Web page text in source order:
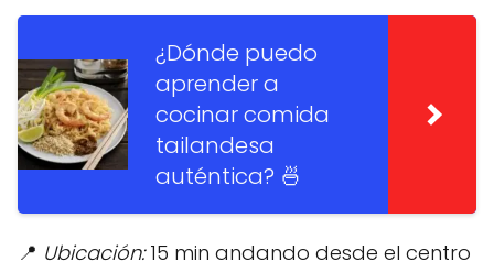
¿Dónde puedo
aprender a
cocinar comida
tailandesa
auténtica? 🍜
📍 Ubicación:15 min andando desde el centro